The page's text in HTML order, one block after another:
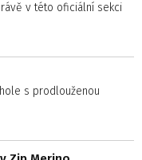
v této oficiální sekci
s prodlouženou